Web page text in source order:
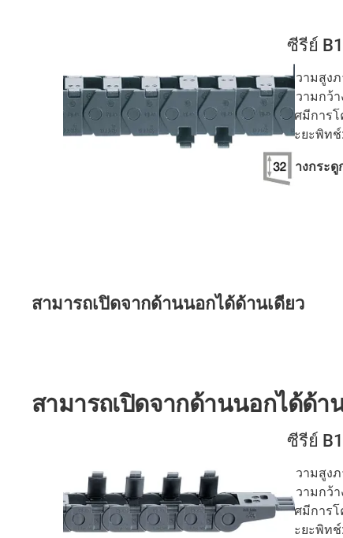
ซีรีย์
ความสูงภ
ความกว้า
รัศมีการโ
ระยะพิทช์
รางกระดู
สามารถเปิดจากด้านนอกได้ด้านเดียว
สามารถเปิดจากด้านนอกได้ด้า
ซีรีย์
ความสูง
ความกว้
รัศมีการโ
ระยะพิท